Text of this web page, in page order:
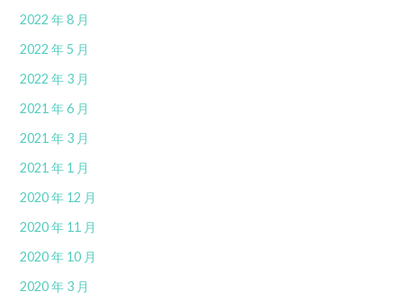
2022 年 8 月
2022 年 5 月
2022 年 3 月
2021 年 6 月
2021 年 3 月
2021 年 1 月
2020 年 12 月
2020 年 11 月
2020 年 10 月
2020 年 3 月